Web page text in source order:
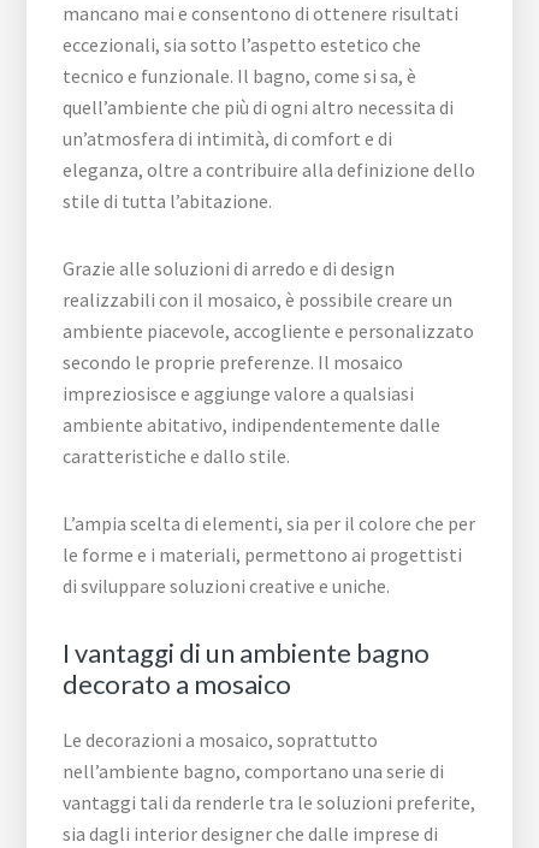
mancano mai e consentono di ottenere risultati
eccezionali, sia sotto l’aspetto estetico che
tecnico e funzionale. Il bagno, come si sa, è
quell’ambiente che più di ogni altro necessita di
un’atmosfera di intimità, di comfort e di
eleganza, oltre a contribuire alla definizione dello
stile di tutta l’abitazione.
Grazie alle soluzioni di arredo e di design
realizzabili con il mosaico, è possibile creare un
ambiente piacevole, accogliente e personalizzato
secondo le proprie preferenze. Il mosaico
impreziosisce e aggiunge valore a qualsiasi
ambiente abitativo, indipendentemente dalle
caratteristiche e dallo stile.
L’ampia scelta di elementi, sia per il colore che per
le forme e i materiali, permettono ai progettisti
di sviluppare soluzioni creative e uniche.
I vantaggi di un ambiente bagno
decorato a mosaico
Le decorazioni a mosaico, soprattutto
nell’ambiente bagno, comportano una serie di
vantaggi tali da renderle tra le soluzioni preferite,
sia dagli interior designer che dalle imprese di